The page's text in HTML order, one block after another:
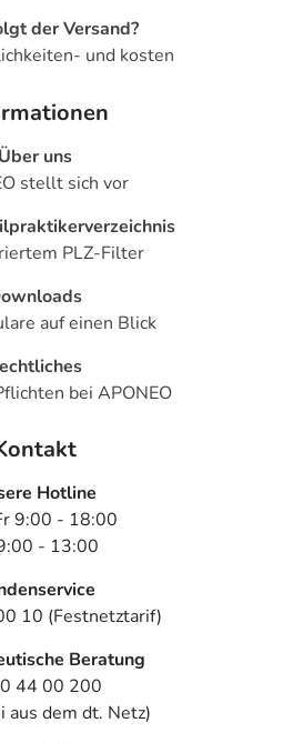
der Versand?
und kosten
Über uns
stellt sich vor
PLZ-Filter
auf einen Blick
bei APONEO
Hotline
9:00 - 18:00
- 13:00
10 (Festnetztarif)
Beratung
44 00 200
aus dem dt. Netz)